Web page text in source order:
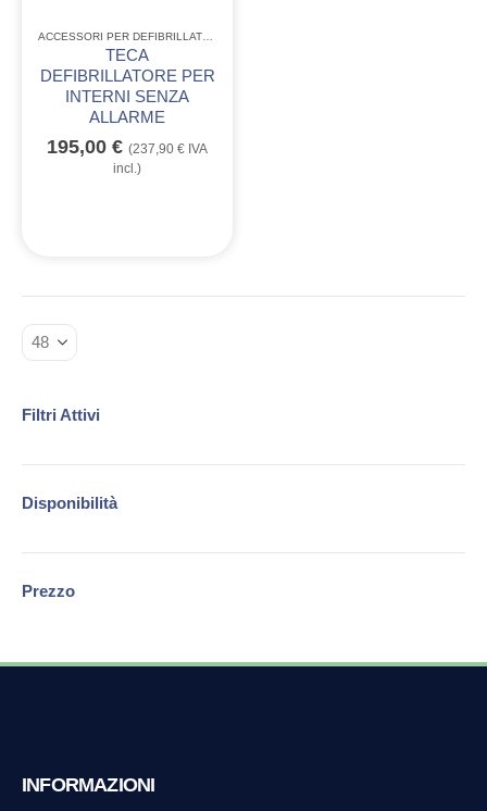
ACCESSORI PER DEFIBRILLATORI
TECA
DEFIBRILLATORE PER
INTERNI SENZA
ALLARME
195,00 € (237,90 € IVA
incl.)
Filtri Attivi
Disponibilità
Prezzo
INFORMAZIONI